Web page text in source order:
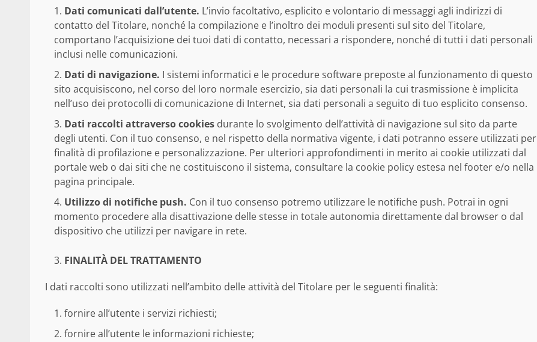
Dati comunicati dall’utente. L’invio facoltativo, esplicito e volontario di messaggi agli indirizzi di
contatto del Titolare, nonché la compilazione e l’inoltro dei moduli presenti sul sito del Titolare,
comportano l’acquisizione dei tuoi dati di contatto, necessari a rispondere, nonché di tutti i dati personali
inclusi nelle comunicazioni.
Dati di navigazione. I sistemi informatici e le procedure software preposte al funzionamento di questo
sito acquisiscono, nel corso del loro normale esercizio, sia dati personali la cui trasmissione è implicita
nell’uso dei protocolli di comunicazione di Internet, sia dati personali a seguito di tuo esplicito consenso.
Dati raccolti attraverso cookies durante lo svolgimento dell’attività di navigazione sul sito da parte
degli utenti. Con il tuo consenso, e nel rispetto della normativa vigente, i dati potranno essere utilizzati per
finalità di profilazione e personalizzazione. Per ulteriori approfondimenti in merito ai cookie utilizzati dal
portale web o dai siti che ne costituiscono il sistema, consultare la cookie policy estesa nel footer e/o nella
pagina principale.
Utilizzo di notifiche push. Con il tuo consenso potremo utilizzare le notifiche push. Potrai in ogni
momento procedere alla disattivazione delle stesse in totale autonomia direttamente dal browser o dal
dispositivo che utilizzi per navigare in rete.
FINALITÀ DEL TRATTAMENTO
I dati raccolti sono utilizzati nell’ambito delle attività del Titolare per le seguenti finalità:
fornire all’utente i servizi richiesti;
fornire all’utente le informazioni richieste;